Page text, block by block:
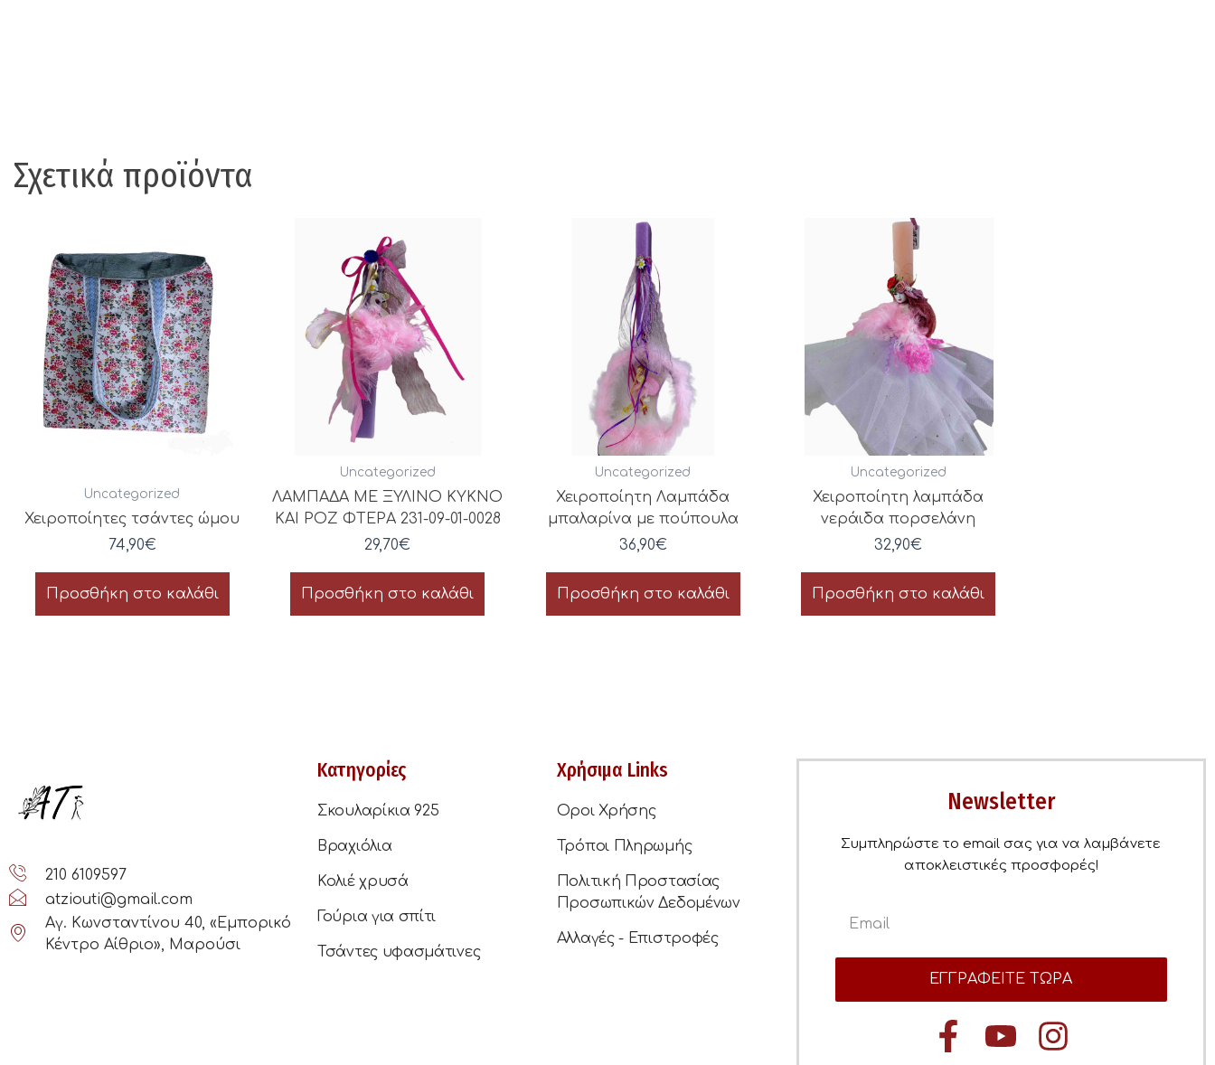
Σχετικά προϊόντα
Uncategorized
Χειροποίητες τσάντες ώμου
74,90€
Προσθήκη στο καλάθι
Uncategorized
ΛΑΜΠΑΔΑ ΜΕ ΞΥΛΙΝΟ ΚΥΚΝΟ
ΚΑΙ ΡΟΖ ΦΤΕΡΑ 231-09-01-0028
29,70€
Προσθήκη στο καλάθι
Uncategorized
Χειροποίητη Λαμπάδα
μπαλαρίνα με πούπουλα
36,90€
Προσθήκη στο καλάθι
Uncategorized
Χειροποίητη λαμπάδα
νεράιδα πορσελάνη
32,90€
Προσθήκη στο καλάθι
210 6109597
atziouti@gmail.com
Αγ. Κωνσταντίνου 40, «Εμπορικό
Κέντρο Αίθριο», Μαρούσι
Κατηγορίες
Σκουλαρίκια 925
Βραχιόλια
Κολιέ χρυσά
Γούρια για σπίτι
Τσάντες υφασμάτινες
Χρήσιμα Links
Οροι Χρήσης
Τρόποι Πληρωμής
Πολιτική Προστασίας
Προσωπικών Δεδομένων
Αλλαγές - Επιστροφές
Newsletter
Συμπληρώστε το email σας για να λαμβάνετε
αποκλειστικές προσφορές!
ΕΓΓΡΑΦΕΙΤΕ ΤΩΡΑ